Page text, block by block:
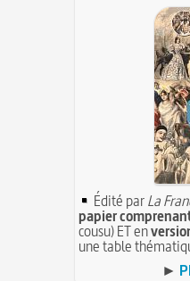
Édité parLa
papier
cousu) ET en
une table
►